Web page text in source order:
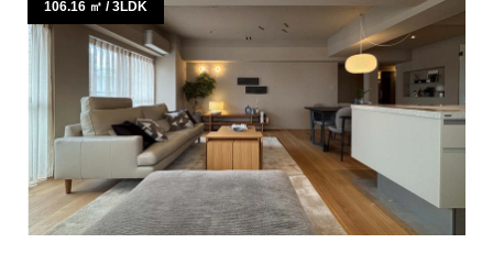
106.16 ㎡ / 3LDK